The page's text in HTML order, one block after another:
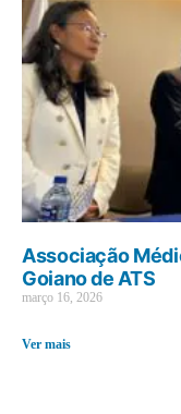
Associação
Goiano de ATS
março 16, 2026
Ver mais